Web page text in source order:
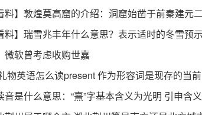
料】敦煌莫高窟的介绍：洞窟始凿于前秦建元
料】瑞雪兆丰年什么意思？表示适时的冬雪预
微软曾考虑收购世嘉
物英语怎么读present 作为形容词是现存的当
音是什么意思：“熹”字基本含义为光明 引申含